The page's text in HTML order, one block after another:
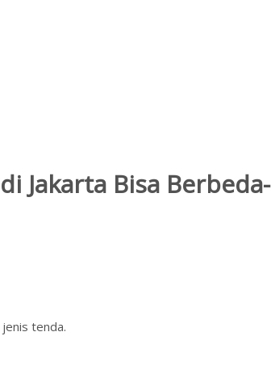
Jakarta Bisa Berbeda-
tenda.